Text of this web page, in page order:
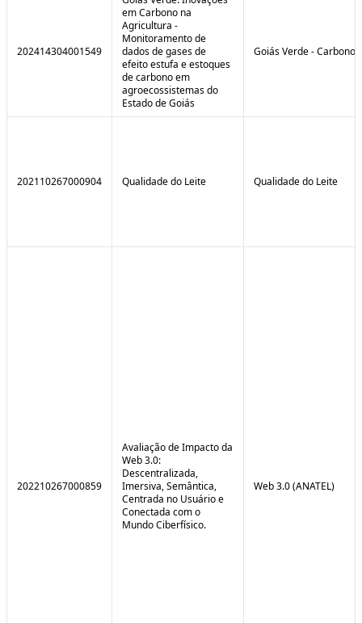
202414304001549
em Carbono na
Agricultura -
Monitoramento de
dados de gases de
efeito estufa e estoques
de carbono em
agroecossistemas do
Estado de Goiás
Goiás Verde - Carbono
202110267000904 Qualidade do Leite Qualidade do Leite
202210267000859
Avaliação de Impacto da
Web 3.0:
Descentralizada,
Imersiva, Semântica,
Centrada no Usuário e
Conectada com o
Mundo Ciberfísico.
Web 3.0 (ANATEL)